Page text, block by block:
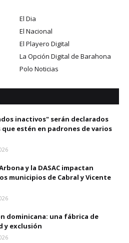
El Dia
El Nacional
El Playero Digital
La Opción Digital de Barahona
Polo Noticias
inactivos" serán declarados
estén en padrones de varios
y la DASAC impactan
municipios de Cabral y Vicente
dominicana: una fábrica de
y exclusión